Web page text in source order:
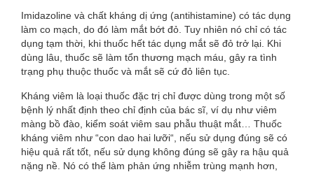
Imidazoline và chất kháng dị ứng (antihistamine) có tác dụng
làm co mạch, do đó làm mắt bớt đỏ. Tuy nhiên nó chỉ có tác
dụng tạm thời, khi thuốc hết tác dụng mắt sẽ đỏ trở lại. Khi
dùng lâu, thuốc sẽ làm tổn thương mạch máu, gây ra tình
trạng phụ thuộc thuốc và mắt sẽ cứ đỏ liên tục.
Kháng viêm là loại thuốc đặc trị chỉ được dùng trong một số
bệnh lý nhất định theo chỉ định của bác sĩ, ví dụ như viêm
màng bồ đào, kiểm soát viêm sau phẫu thuật mắt… Thuốc
kháng viêm như “con dao hai lưỡi“, nếu sử dụng đúng sẽ có
hiệu quả rất tốt, nếu sử dụng không đúng sẽ gây ra hậu quả
nặng nề. Nó có thể làm phản ứng nhiễm trùng mạnh hơn,